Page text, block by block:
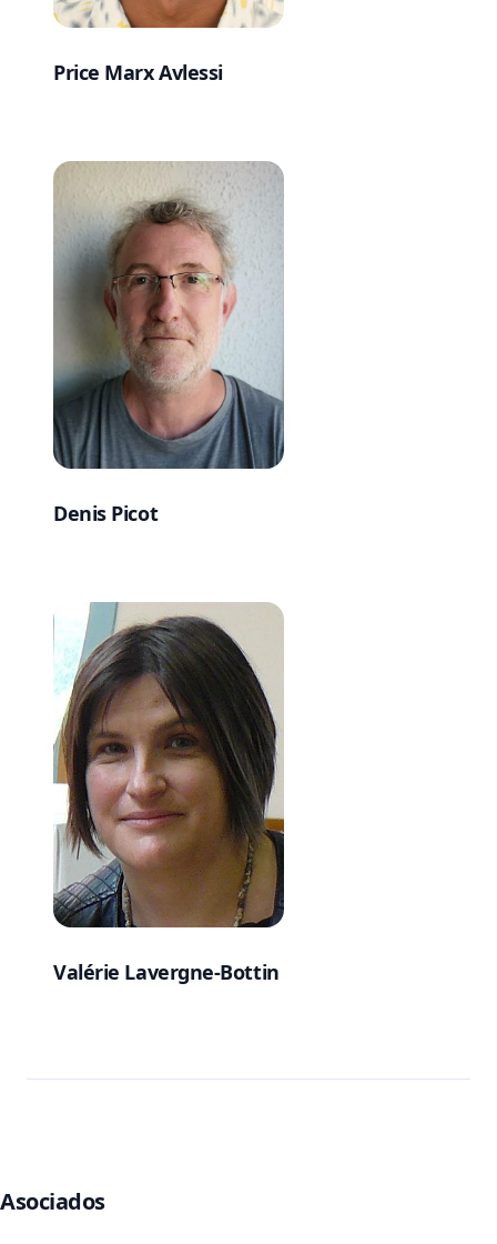
Price Marx Avlessi
Denis Picot
Valérie Lavergne-Bottin
Asociados